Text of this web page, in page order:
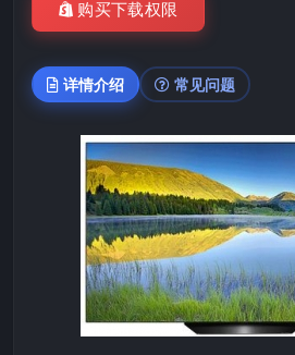
购买下载权限
详情介绍 常见问题